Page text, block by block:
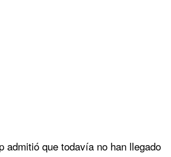
admitió que todavía no han llegado